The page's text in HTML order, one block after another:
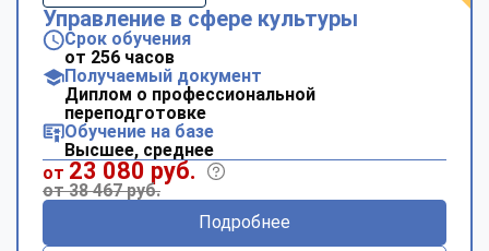
Управление в сфере культуры
Срок обучения
от 256 часов
Получаемый документ
Диплом о профессиональной
переподготовке
Обучение на базе
Высшее, среднее
от 23 080 руб.
от 38 467 руб.
Подробнее